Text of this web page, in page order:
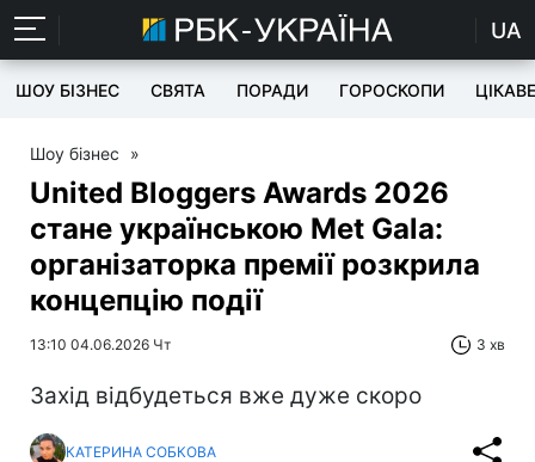
UA
ШОУ БІЗНЕС СВЯТА ПОРАДИ ГОРОСКОПИ ЦІКАВЕ
Шоу бізнес »
United Bloggers Awards 2026
стане українською Met Gala:
організаторка премії розкрила
концепцію події
13:10 04.06.2026 Чт 3 хв
Захід відбудеться вже дуже скоро
КАТЕРИНА СОБКОВА